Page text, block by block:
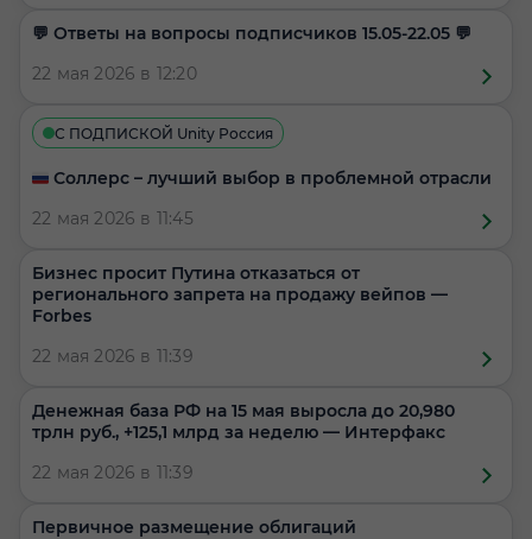
​​💬 Ответы на вопросы подписчиков 15.05-22.05 💬
22 мая 2026 в 12:20
С ПОДПИСКОЙ Unity Россия
🇷🇺 Соллерс – лучший выбор в проблемной отрасли
22 мая 2026 в 11:45
Бизнес просит Путина отказаться от
регионального запрета на продажу вейпов —
Forbes
22 мая 2026 в 11:39
Денежная база РФ на 15 мая выросла до 20,980
трлн руб., +125,1 млрд за неделю — Интерфакс
22 мая 2026 в 11:39
Первичное размещение облигаций